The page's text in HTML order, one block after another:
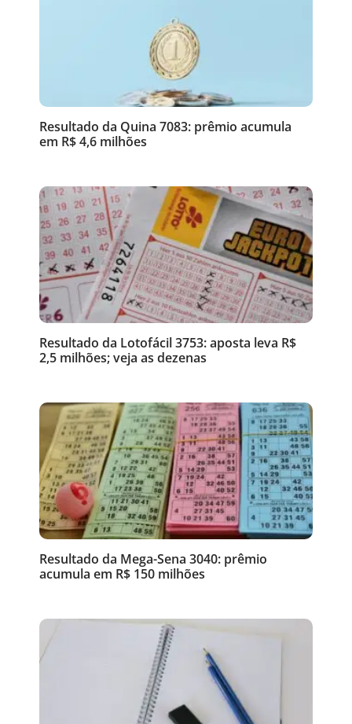
Resultado da Quina 7083: prêmio acumula
em R$ 4,6 milhões
Resultado da Lotofácil 3753: aposta leva R$
2,5 milhões; veja as dezenas
Resultado da Mega-Sena 3040: prêmio
acumula em R$ 150 milhões